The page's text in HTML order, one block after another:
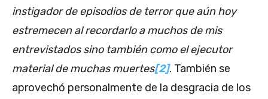
instigador de episodios de terror que aún hoy
estremecen al recordarlo a muchos de mis
entrevistados sino también como el ejecutor
material de muchas muertes[2]. También se
aprovechó personalmente de la desgracia de los